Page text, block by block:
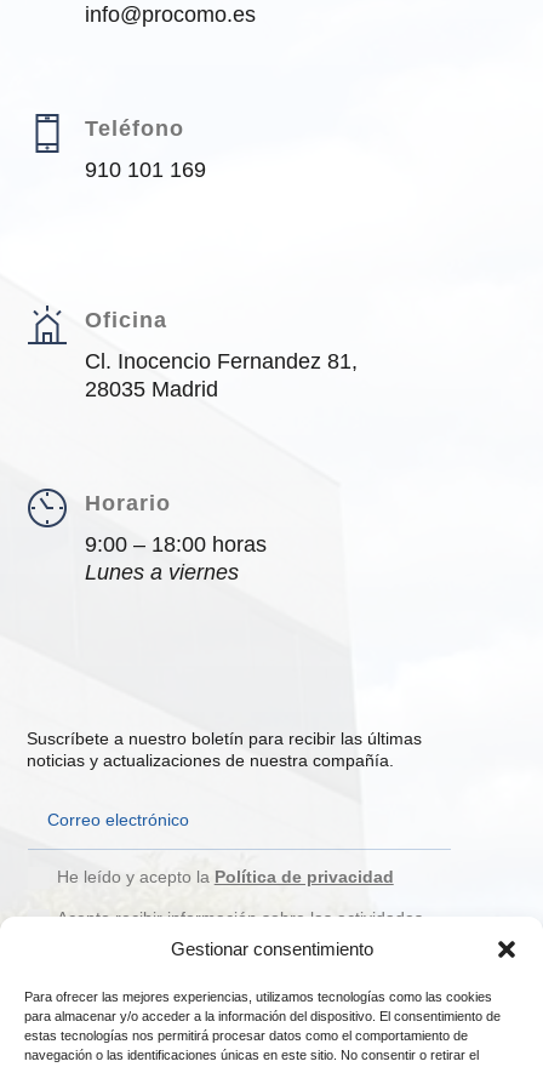
Gestionar consentimiento
Para ofrecer las mejores experiencias, utilizamos tecnologías como las cookies
para almacenar y/o acceder a la información del dispositivo. El consentimiento de
estas tecnologías nos permitirá procesar datos como el comportamiento de
navegación o las identificaciones únicas en este sitio. No consentir o retirar el
info@procomo.es
Teléfono
910 101 169
Oficina
Cl. Inocencio Fernandez 81,
28035 Madrid
Horario
9:00 – 18:00 horas
Lunes a viernes
Suscríbete a nuestro boletín para recibir las últimas
noticias y actualizaciones de nuestra compañía.
He leído y acepto la Política de privacidad
Acepto recibir información sobre las actividades,
novedades, servicios y/o productos de PROCOMO.
Suscribirme